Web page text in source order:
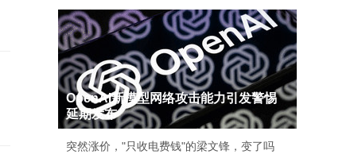
OpenAI新模型网络攻击能力引发警惕
延期发布
突然涨价，"只收电费钱"的梁文锋，变了吗